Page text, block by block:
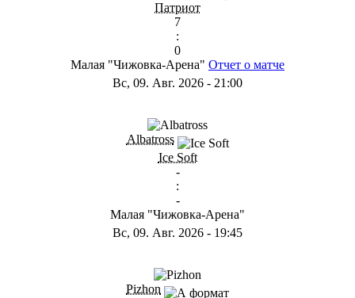
Патриот
7
:
0
Малая "Чижовка-Арена" Отчет о матче
Вс, 09. Авг. 2026 - 21:00
Albatross
Ice Soft
-
:
-
Малая "Чижовка-Арена"
Вс, 09. Авг. 2026 - 19:45
Pizhon